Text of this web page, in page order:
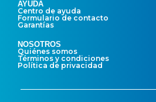
AYUDA
Centro de ayuda
Formulario de contacto
Garantías
NOSOTROS
Quiénes somos
Términos y condiciones
Política de privacidad